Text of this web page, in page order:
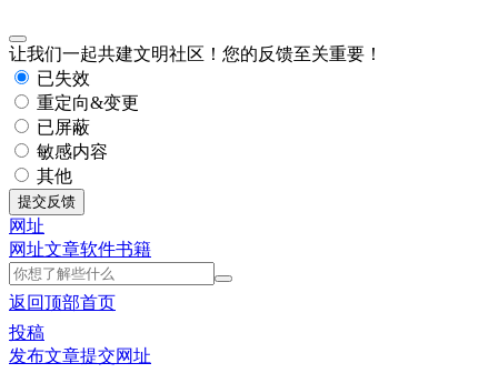
让我们一起共建文明社区！您的反馈至关重要！
已失效
重定向&变更
已屏蔽
敏感内容
其他
提交反馈
网址
网址文章软件书籍
返回顶部首页
投稿
发布文章提交网址